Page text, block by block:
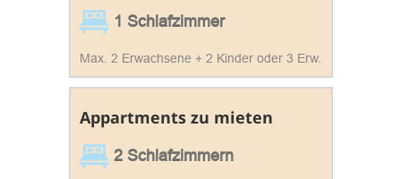
1 Schlafzimmer
Max. 2 Erwachsene + 2 Kinder oder 3 Erw.
Appartments zu mieten
2 Schlafzimmern